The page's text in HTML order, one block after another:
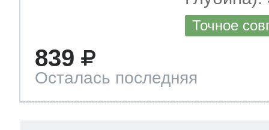
Точное
839
Осталась последняя